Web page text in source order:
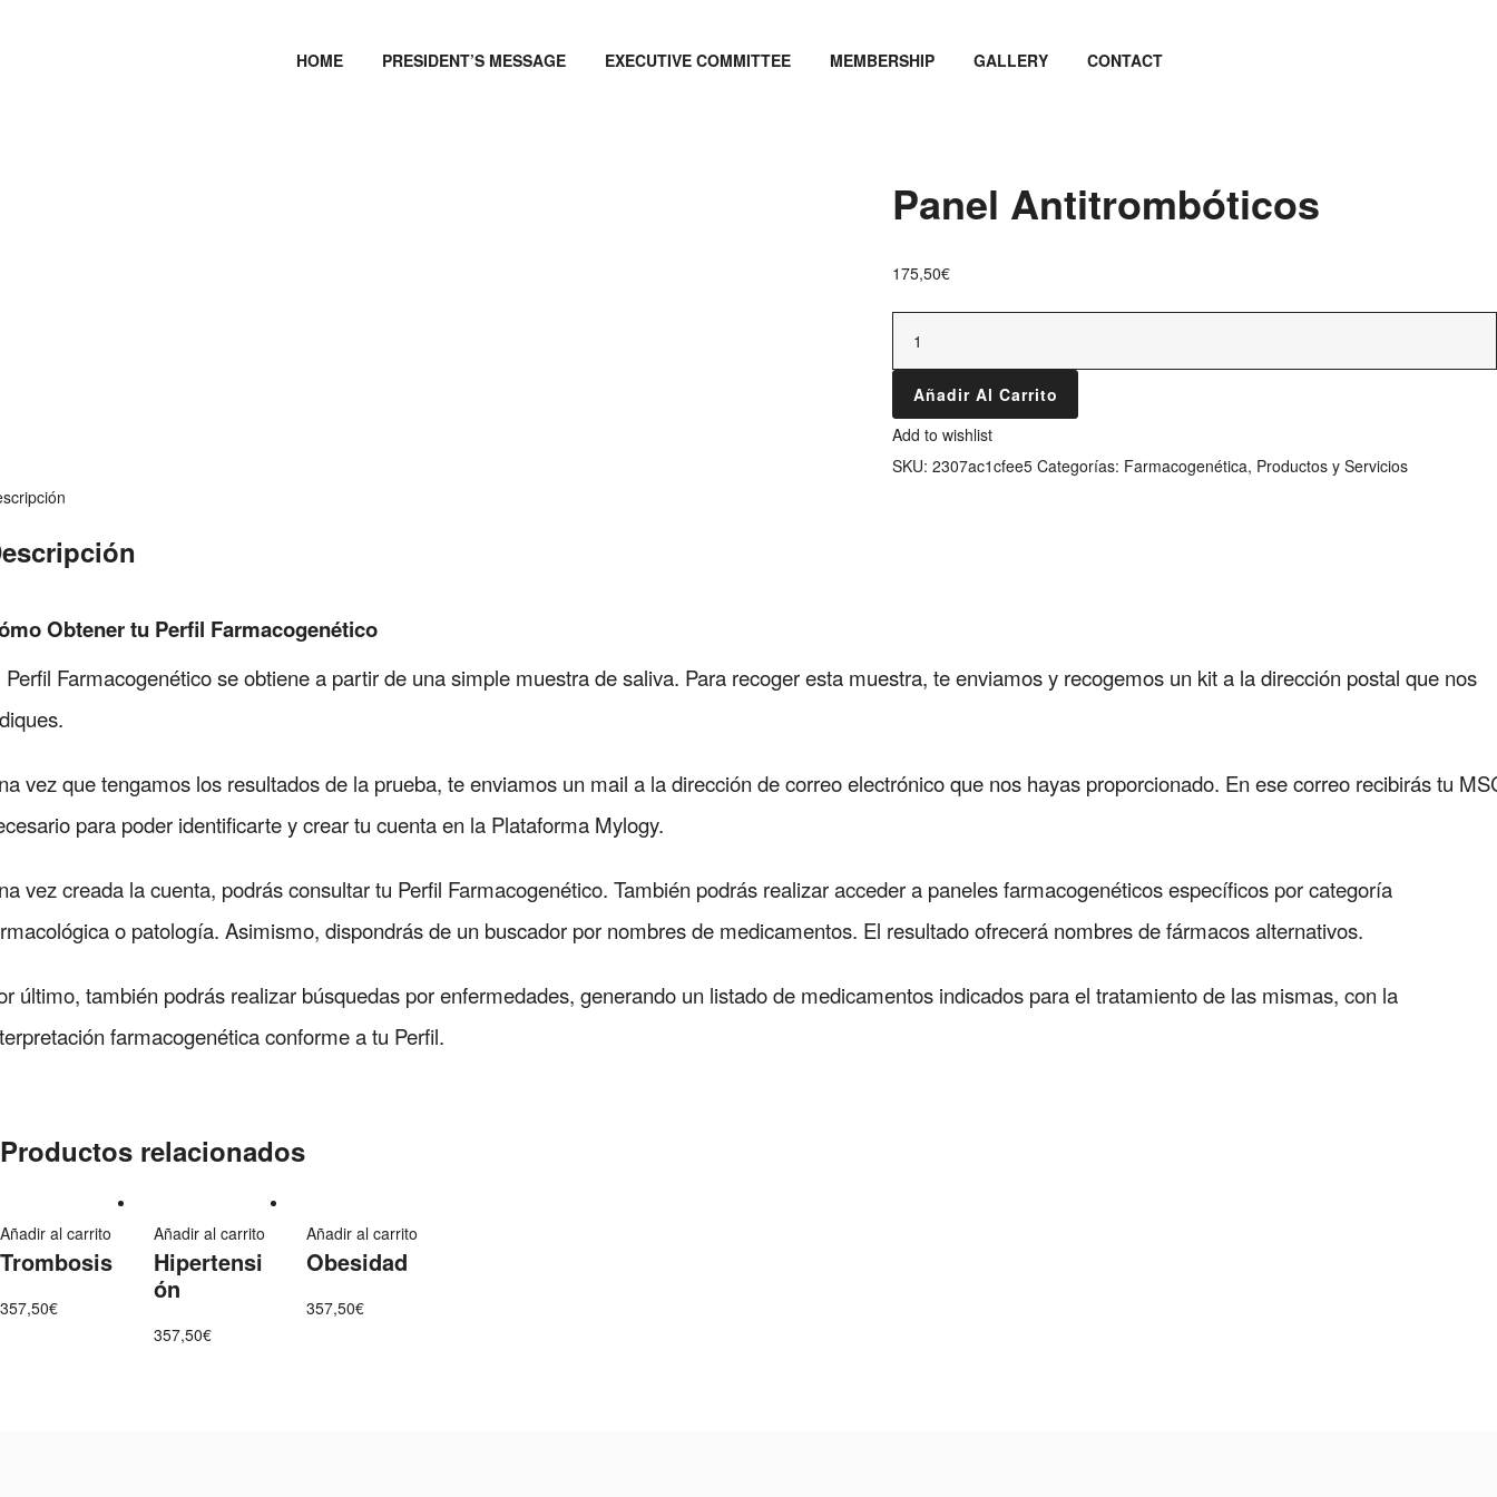
HOME PRESIDENT’S MESSAGE EXECUTIVE COMMITTEE MEMBERSHIP GALLERY CONTACT
Panel Antitrombóticos
175,50€
Añadir Al Carrito
Add to wishlist
SKU:2307ac1cfee5 Categorías: Farmacogenética, Productos y Servicios
Obtener tu Perfil Farmacogenético
Perfil Farmacogenético se obtiene a partir de una simple muestra de saliva. Para recoger esta muestra, te enviamos y recogemos un kit a la dirección postal que nos
vez que tengamos los resultados de la prueba, te enviamos un mail a la dirección de correo electrónico que nos hayas proporcionado. En ese correo recibirás tu
para poder identificarte y crear tu cuenta en la Plataforma Mylogy.
vez creada la cuenta, podrás consultar tu Perfil Farmacogenético. También podrás realizar acceder a paneles farmacogenéticos específicos por categoría
o patología. Asimismo, dispondrás de un buscador por nombres de medicamentos. El resultado ofrecerá nombres de fármacos alternativos.
último, también podrás realizar búsquedas por enfermedades, generando un listado de medicamentos indicados para el tratamiento de las mismas, con la
farmacogenética conforme a tu Perfil.
Productos relacionados
Add
to
Añadir al carrito
Trombosis
357,50€
Add
to
wishlist
Añadir al carrito
Hipertensi
ón
357,50€
Add
to
Añadir al carrito
Obesidad
357,50€